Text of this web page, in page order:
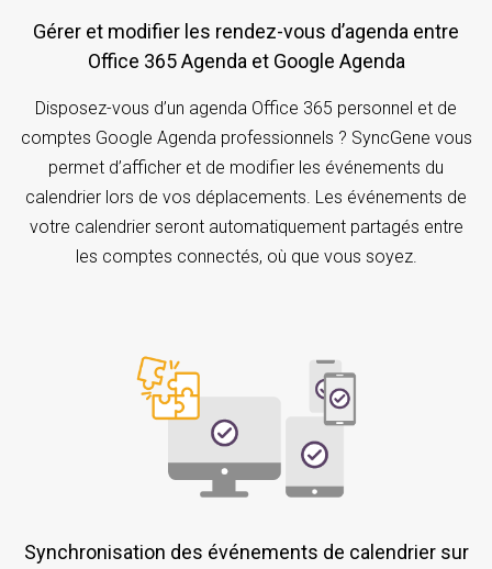
Gérer et modifier les rendez-vous d’agenda entre
Office 365 Agenda et Google Agenda
Disposez-vous d’un agenda Office 365 personnel et de
comptes Google Agenda professionnels ? SyncGene vous
permet d’afficher et de modifier les événements du
calendrier lors de vos déplacements. Les événements de
votre calendrier seront automatiquement partagés entre
les comptes connectés, où que vous soyez.
Synchronisation des événements de calendrier sur